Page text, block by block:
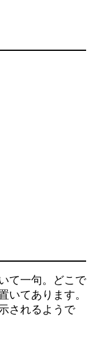
て一句。どこで
いてあります。
されるようで